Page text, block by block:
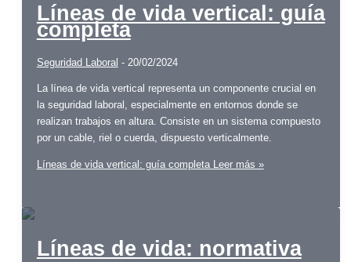
Líneas de vida vertical: guía
completa
Seguridad Laboral - 20/02/2024
La línea de vida vertical representa un componente crucial en
la seguridad laboral, especialmente en entornos donde se
realizan trabajos en altura. Consiste en un sistema compuesto
por un cable, riel o cuerda, dispuesto verticalmente.
Líneas de vida vertical: guía completaLeer más »
Líneas de vida: normativa